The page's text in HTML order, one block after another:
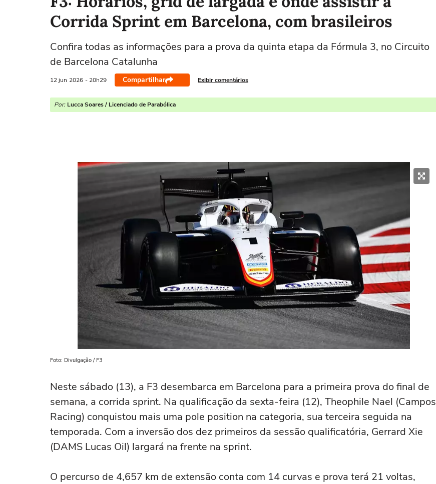
Corrida Sprint em Barcelona, com brasileiros
Confira todas as informações para a prova da quinta etapa da Fórmula 3, no Circuito
de Barcelona Catalunha
12 jun 2026 - 20h29 Compartilhar Exibir comentários
Por: Lucca Soares / Licenciado de Parabólica
Foto: Divulgação / F3
Neste sábado (13), a F3 desembarca em Barcelona para a primeira prova do final de
semana, a corrida sprint. Na qualificação da sexta-feira (12), Theophile Nael (Campos
Racing) conquistou mais uma pole position na categoria, sua terceira seguida na
temporada. Com a inversão dos dez primeiros da sessão qualificatória, Gerrard Xie
(DAMS Lucas Oil) largará na frente na sprint.
O percurso de 4,657 km de extensão conta com 14 curvas e prova terá 21 voltas,